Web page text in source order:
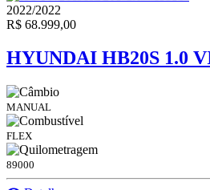
2022/2022
R$ 68.999,00
HYUNDAI HB20S 1.0
MANUAL
FLEX
89000